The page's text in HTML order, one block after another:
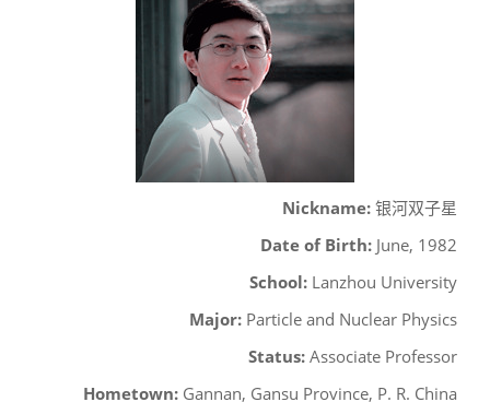
Nickname: 银河双子星
Date of Birth: June, 1982
School: Lanzhou University
Major: Particle and Nuclear Physics
Status: Associate Professor
Hometown: Gannan, Gansu Province, P. R. China